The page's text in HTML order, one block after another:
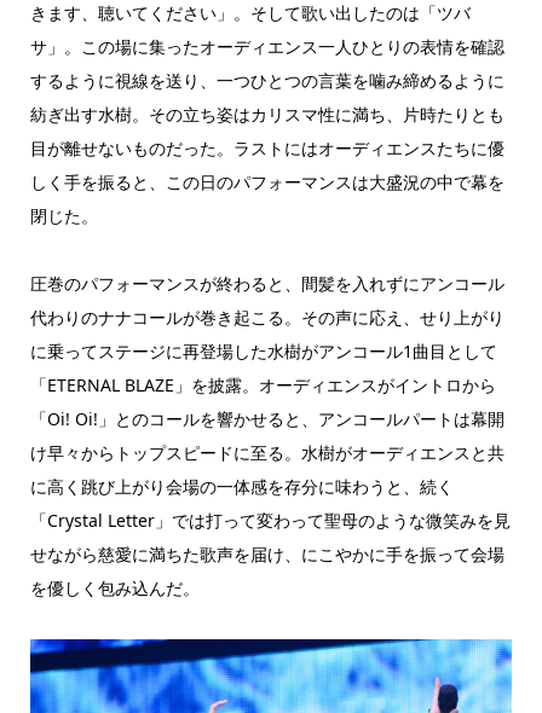
きます、聴いてください」。そして歌い出したのは「ツバ
サ」。この場に集ったオーディエンス一人ひとりの表情を確認
するように視線を送り、一つひとつの言葉を噛み締めるように
紡ぎ出す水樹。その立ち姿はカリスマ性に満ち、片時たりとも
目が離せないものだった。ラストにはオーディエンスたちに優
しく手を振ると、この日のパフォーマンスは大盛況の中で幕を
閉じた。
圧巻のパフォーマンスが終わると、間髪を入れずにアンコール
代わりのナナコールが巻き起こる。その声に応え、せり上がり
に乗ってステージに再登場した水樹がアンコール1曲目として
「ETERNAL BLAZE」を披露。オーディエンスがイントロから
「Oi! Oi!」とのコールを響かせると、アンコールパートは幕開
け早々からトップスピードに至る。水樹がオーディエンスと共
に高く跳び上がり会場の一体感を存分に味わうと、続く
「Crystal Letter」では打って変わって聖母のような微笑みを見
せながら慈愛に満ちた歌声を届け、にこやかに手を振って会場
を優しく包み込んだ。